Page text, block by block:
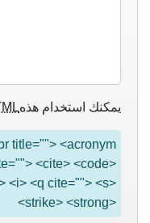
يمكنك استخدام هذه
title=""> <acronym
<cite> <code>
<i> <q cite=""> <s>
<strike> <strong>